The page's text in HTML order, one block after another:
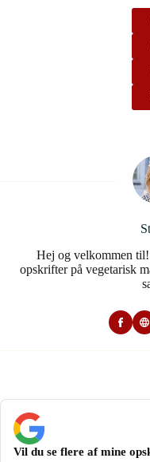
Hej og velkommen
opskrifter på vegetarisk
Vil du se flere af mine